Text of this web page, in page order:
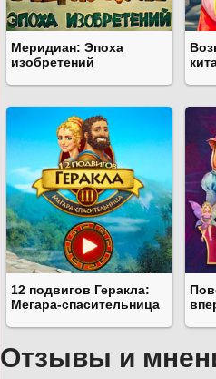
Меридиан: Эпоха
изобретений
12 подвигов Геракла:
Мегара-спасительница
Отзывы и